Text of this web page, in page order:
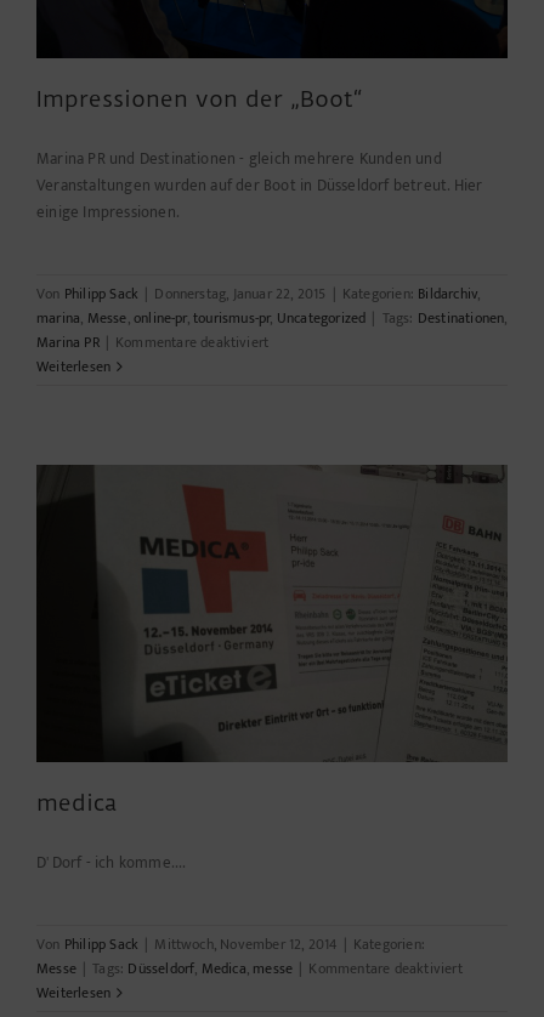
Impressionen von der „Boot“
Marina PR und Destinationen - gleich mehrere Kunden und
Veranstaltungen wurden auf der Boot in Düsseldorf betreut. Hier
einige Impressionen.
Von Philipp Sack | Donnerstag, Januar 22, 2015 | Kategorien: Bildarchiv,
marina, Messe,online-pr,tourismus-pr, Uncategorized | Tags: Destinationen,
Marina PR | Kommentare deaktiviertfür
Weiterlesen
medica
D' Dorf - ich komme....
Von Philipp Sack | Mittwoch, November 12, 2014 | Kategorien:
Messe | Tags: Düsseldorf, Medica, messe | Kommentare deaktiviertfür
Weiterlesen